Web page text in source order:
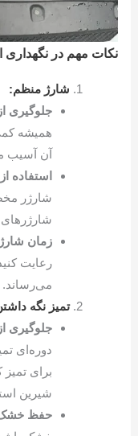
نکات مهم در نگهداری
شارژ منظم:
جلوگیری
همیشه
آن آسیب
استفاده
شارژر
شارژرهای
زمان
رعایت
می‌رساند.
تمیز نگه
جلوگیری
دوره‌ای
برای
شیرین
حفظ خشک